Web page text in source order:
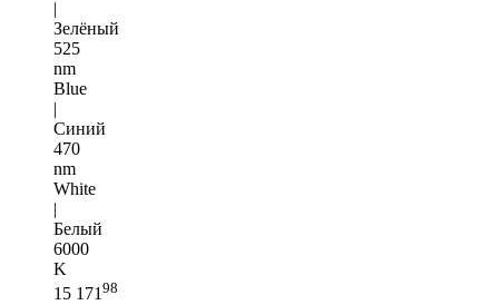
|
Зелёный
525
nm
Blue
|
Синий
470
nm
White
|
Белый
6000
K
15 171 98